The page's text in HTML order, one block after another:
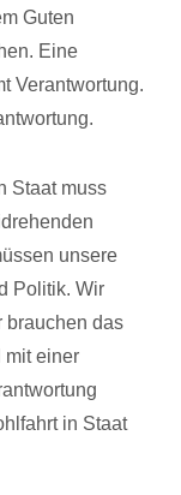
Guten
Eine
Verantwortung.
Staat muss
unsere
Politik. Wir
brauchen das
mit einer
in Staat